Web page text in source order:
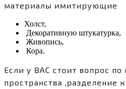
материалы имитирующие
Холст,
Декоративную штукатурка,
Живопись,
Кора.
Если у ВАС стоит вопрос по
пространства ,разделение